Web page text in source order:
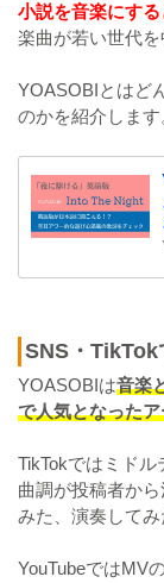
小説を音楽にす
楽曲が若い世代を
YOASOBIとはど
のかを紹介します
SNS・TikTok
YOASOBIは音楽
で人気となった
TikTokではミド
曲調が投稿者か
みた、演奏してみ
YouTubeではMV